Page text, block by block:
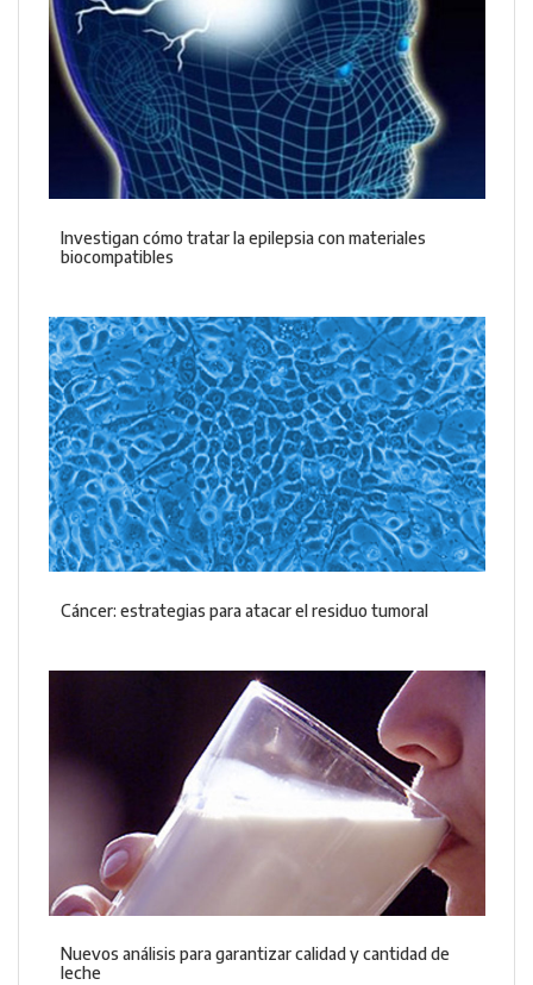
Investigan cómo tratar la epilepsia con materiales
biocompatibles
Cáncer: estrategias para atacar el residuo tumoral
Nuevos análisis para garantizar calidad y cantidad de
leche